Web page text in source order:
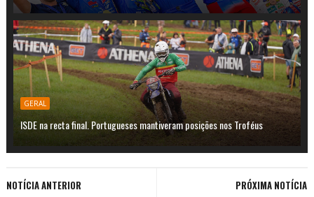
GERAL
ISDE na recta final. Portugueses mantiveram posições nos Troféus
PRÓXIMA NOTÍCIA
NOTÍCIA ANTERIOR